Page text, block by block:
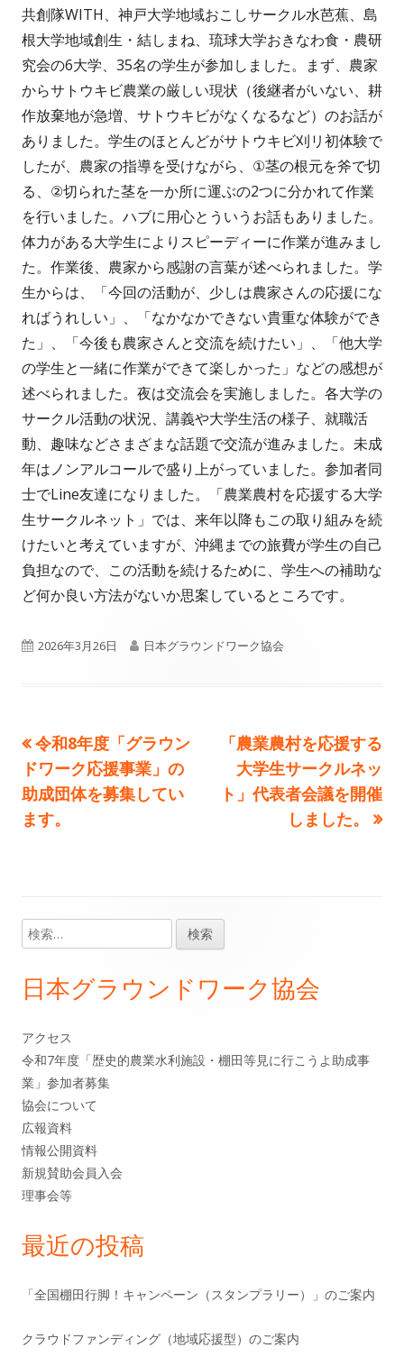
共創隊WITH、神戸大学地域おこしサークル水芭蕉、島
根大学地域創生・結しまね、琉球大学おきなわ食・農研
究会の6大学、35名の学生が参加しました。まず、農家
からサトウキビ農業の厳しい現状（後継者がいない、耕
作放棄地が急増、サトウキビがなくなるなど）のお話が
ありました。学生のほとんどがサトウキビ刈リ初体験で
したが、農家の指導を受けながら、①茎の根元を斧で切
る、②切られた茎を一か所に運ぶの2つに分かれて作業
を行いました。ハブに用心とういうお話もありました。
体力がある大学生によりスピーディーに作業が進みまし
た。作業後、農家から感謝の言葉が述べられました。学
生からは、「今回の活動が、少しは農家さんの応援にな
ればうれしい」、「なかなかできない貴重な体験ができ
た」、「今後も農家さんと交流を続けたい」、「他大学
の学生と一緒に作業ができて楽しかった」などの感想が
述べられました。夜は交流会を実施しました。各大学の
サークル活動の状況、講義や大学生活の様子、就職活
動、趣味などさまざまな話題で交流が進みました。未成
年はノンアルコールで盛り上がっていました。参加者同
士でLine友達になりました。「農業農村を応援する大学
生サークルネット」では、来年以降もこの取り組みを続
けたいと考えていますが、沖縄までの旅費が学生の自己
負担なので、この活動を続けるために、学生への補助な
ど何か良い方法がないか思案しているところです。
公
2026年3月26日
作
日本グラウンドワーク協会
投
稿
ナ
ー
シ
ン
前
の
記
事:
令和8年度「グラウン
ドワーク応援事業」の
助成団体を募集してい
ます。
次
記
「農業農村を応援する
大学生サークルネッ
ト」代表者会議を開催
しました。
メ
イ
サ
イ
ド
バ
ー
検
索:
日本グラウンドワーク協会
アクセス
令和7年度「歴史的農業水利施設・棚田等見に行こうよ助成事
業」参加者募集
協会について
広報資料
情報公開資料
新規賛助会員入会
理事会等
最近の投稿
「全国棚田行脚！キャンペーン（スタンプラリー）」のご案内
クラウドファンディング（地域応援型）のご案内